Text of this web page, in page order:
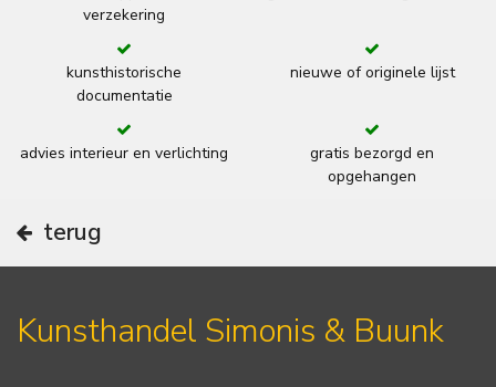
verzekering
kunsthistorische
documentatie
nieuwe of originele lijst
advies interieur en verlichting
gratis bezorgd en
opgehangen
terug
Kunsthandel Simonis & Buunk